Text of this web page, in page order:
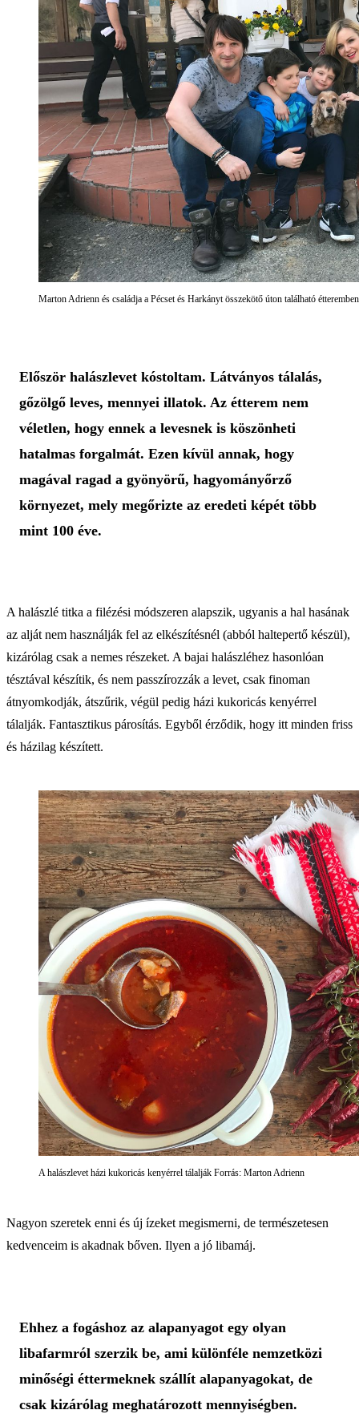
Marton Adrienn és családja a Pécset és Harkányt összekötő úton található
Először halászlevet kóstoltam. Látványos tálalás,
gőzölgő leves, mennyei illatok. Az étterem nem
véletlen, hogy ennek a levesnek is köszönheti
hatalmas forgalmát. Ezen kívül annak, hogy
magával ragad a gyönyörű, hagyományőrző
környezet, mely megőrizte az eredeti képét több
mint 100 éve.
A halászlé titka a filézési módszeren alapszik, ugyanis a hal hasának
az alját nem használják fel az elkészítésnél (abból haltepertő készül),
kizárólag csak a nemes részeket. A bajai halászléhez hasonlóan
tésztával készítik, és nem passzírozzák a levet, csak finoman
átnyomkodják, átszűrik, végül pedig házi kukoricás kenyérrel
tálalják. Fantasztikus párosítás. Egyből érződik, hogy itt minden friss
és házilag készített.
A halászlevet házi kukoricás kenyérrel tálalják Forrás: Marton Adrienn
Nagyon szeretek enni és új ízeket megismerni, de természetesen
kedvenceim is akadnak bőven. Ilyen a jó libamáj.
Ehhez a fogáshoz az alapanyagot egy olyan
libafarmról szerzik be, ami különféle nemzetközi
minőségi éttermeknek szállít alapanyagokat, de
csak kizárólag meghatározott mennyiségben.